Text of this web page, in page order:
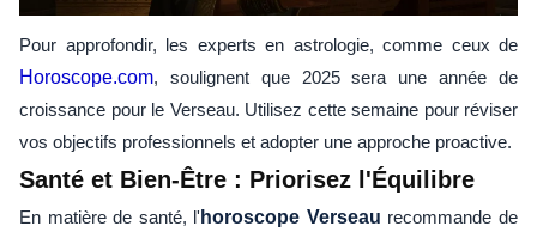
Pour approfondir, les experts en astrologie, comme ceux de
Horoscope.com, soulignent que 2025 sera une année de
croissance pour le Verseau. Utilisez cette semaine pour réviser
vos objectifs professionnels et adopter une approche proactive.
Santé et Bien-Être : Priorisez l'Équilibre
En matière de santé, l' horoscope Verseau recommande de